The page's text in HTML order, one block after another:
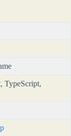
TypeScript,